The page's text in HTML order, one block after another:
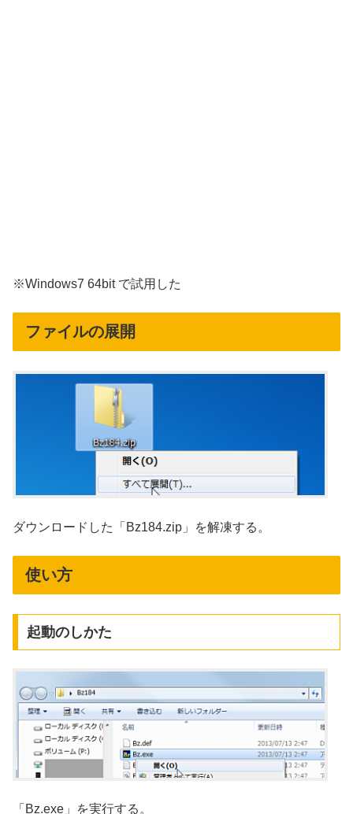
※Windows7 64bit で試用した
ファイルの展開
ダウンロードした「Bz184.zip」を解凍する。
使い方
起動のしかた
「Bz.exe」を実行する。